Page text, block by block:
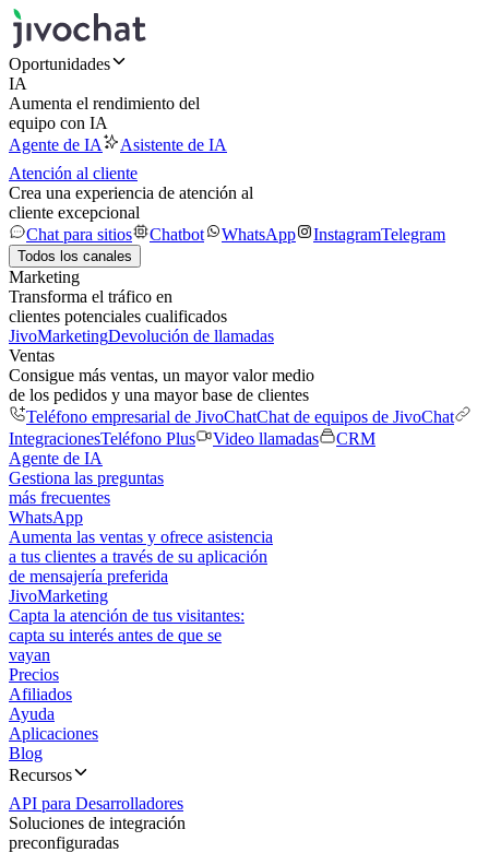
Oportunidades
IA
Aumenta el rendimiento del
equipo con IA
Agente de IA
Asistente de IA
Atención al cliente
Crea una experiencia de atención al
cliente excepcional
Chat para sitios
Chatbot WhatsApp InstagramTelegram
Todos los canales
Marketing
Transforma el tráfico en
clientes potenciales cualificados
JivoMarketingDevolución de llamadas
Ventas
Consigue más ventas, un mayor valor medio
de los pedidos y una mayor base de clientes
Teléfono empresarial de JivoChatChat de equipos de JivoChat
IntegracionesTeléfono Plus Video llamadas
CRM
Agente de IA
Gestiona las preguntas
más frecuentes
WhatsApp
Aumenta las ventas y ofrece asistencia
a tus clientes a través de su aplicación
de mensajería preferida
JivoMarketing
Capta la atención de tus visitantes:
capta su interés antes de que se
vayan
Precios
Afiliados
Ayuda
Aplicaciones
Blog
Recursos
API para Desarrolladores
Soluciones de integración
preconfiguradas